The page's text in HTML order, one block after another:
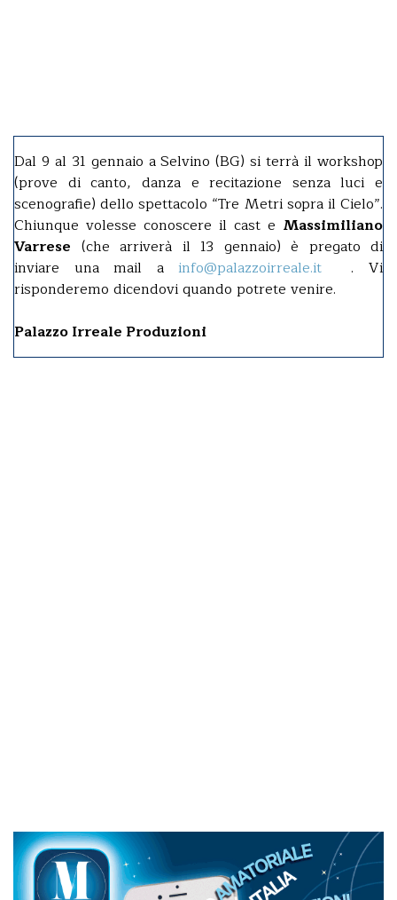
Dal 9 al 31 gennaio a Selvino (BG) si terrà il workshop
(prove di canto, danza e recitazione senza luci e
scenografie) dello spettacolo “Tre Metri sopra il Cielo”.
Chiunque volesse conoscere il cast e Massimiliano
Varrese (che arriverà il 13 gennaio) è pregato di
inviare una mail ainfo@palazzoirreale.it . Vi
risponderemo dicendovi quando potrete venire.
Palazzo Irreale Produzioni